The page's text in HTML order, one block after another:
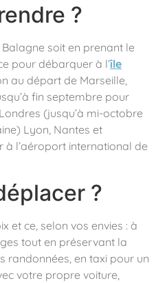
?
soit en prenant le
pour débarquer à l’île
au départ de Marseille,
fin septembre pour
(jusqu’à mi-octobre
Lyon, Nantes et
à l’aéroport international de
?
et ce, selon vos envies : à
tout en préservant la
randonnées, en taxi pour un
votre propre voiture,